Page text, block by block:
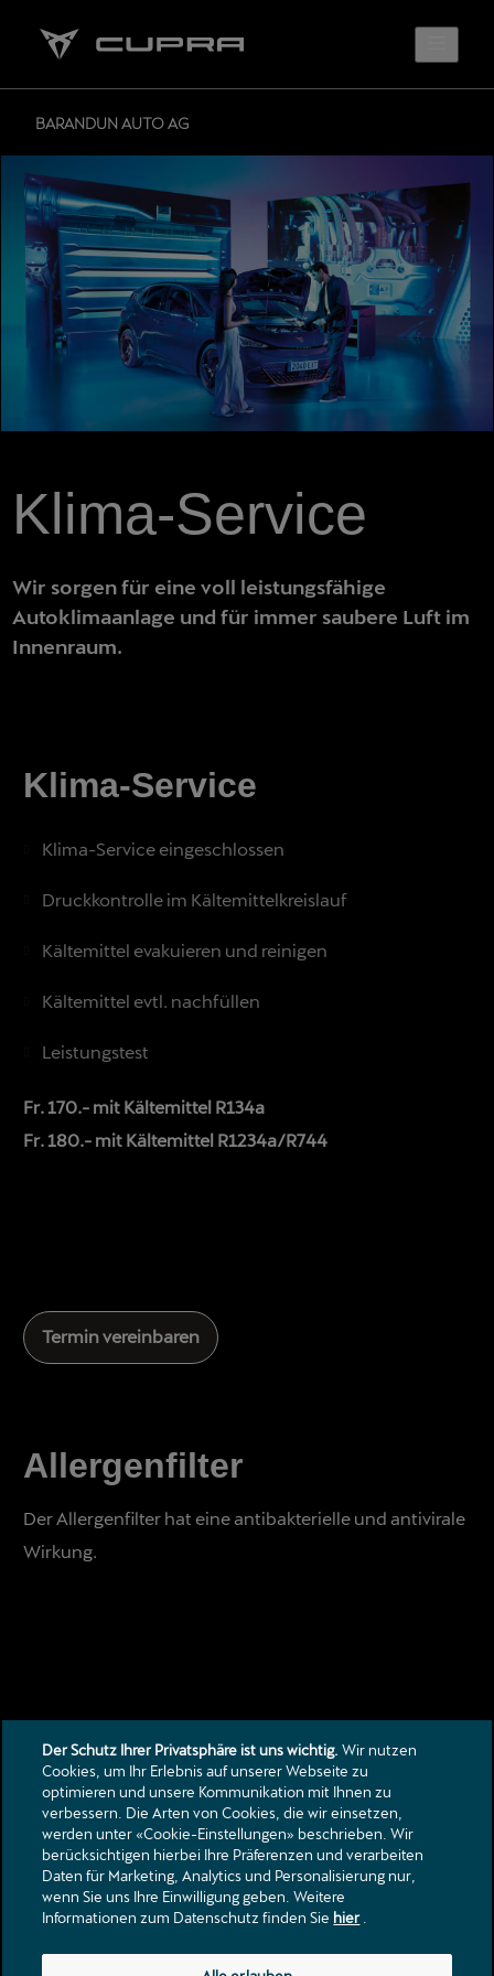
BARANDUN AUTO AG
Klima-Service
Wir sorgen für eine voll leistungsfähige
Autoklimaanlage und für immer saubere Luft im
Innenraum.
Klima-Service
Klima-Service eingeschlossen
Druckkontrolle im Kältemittelkreislauf
Kältemittel evakuieren und reinigen
Kältemittel evtl. nachfüllen
Leistungstest
Fr. 170.- mit Kältemittel R134a
Fr. 180.- mit Kältemittel R1234a/R744
Termin vereinbaren
Allergenfilter
Der Allergenfilter hat eine antibakterielle und antivirale
Wirkung.
Kontakt
Kataloge & Preislisten
Rechtliche Hinweise
Datenschutzerklärung
Der Schutz Ihrer Privatsphäre ist uns wichtig. Wir nutzen
Cookies, um Ihr Erlebnis auf unserer Webseite zu
optimieren und unsere Kommunikation mit Ihnen zu
verbessern. Die Arten von Cookies, die wir einsetzen,
werden unter «Cookie-Einstellungen» beschrieben. Wir
berücksichtigen hierbei Ihre Präferenzen und verarbeiten
Daten für Marketing, Analytics und Personalisierung nur,
wenn Sie uns Ihre Einwilligung geben. Weitere
Informationen zum Datenschutz finden Sie hier.